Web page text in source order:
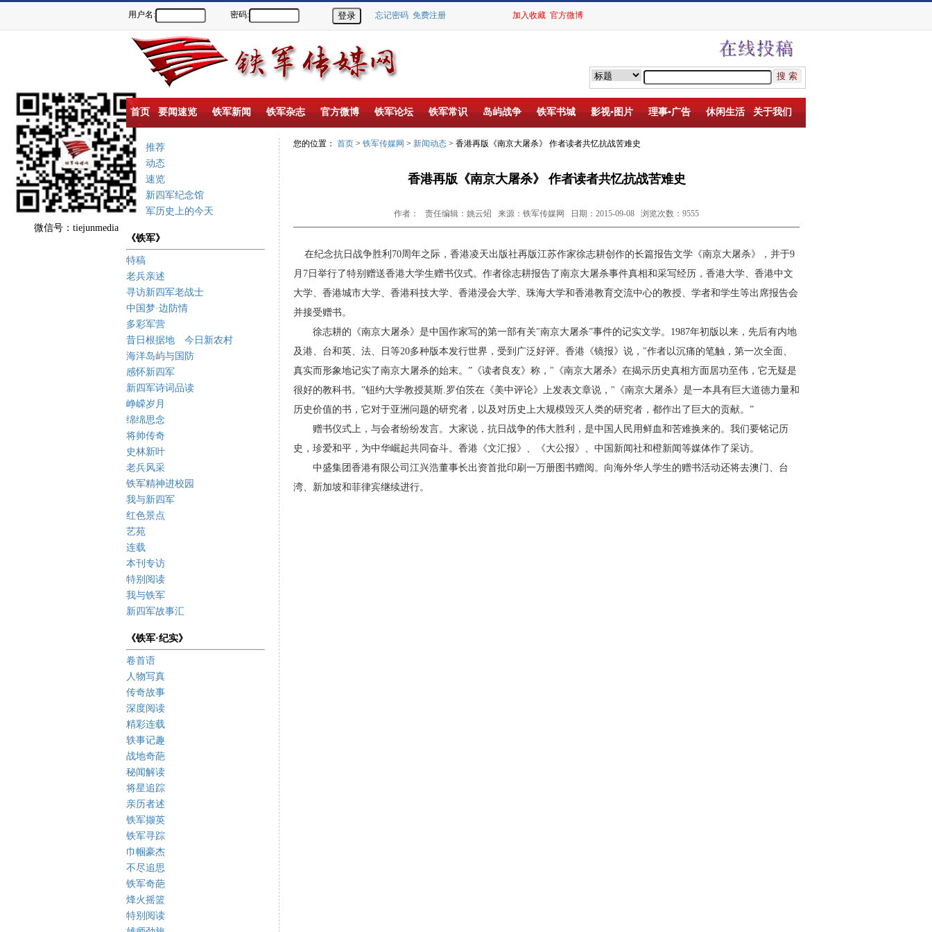
微信号：tiejunmedia
用户名: 密码: 忘记密码 免费注册 加入收藏 官方微博
首页 要闻速览 铁军新闻 铁军杂志 官方微博 铁军论坛 铁军常识 岛屿战争 铁军书城 影视▪图片 理事▪广告 休闲生活 关于我们
重点推荐
新闻动态
要闻速览
盐城新四军纪念馆
新四军历史上的今天
《铁军》
特稿
老兵亲述
寻访新四军老战士
中国梦·边防情
多彩军营
昔日根据地 今日新农村
海洋岛屿与国防
感怀新四军
新四军诗词品读
峥嵘岁月
绵绵思念
将帅传奇
史林新叶
老兵风采
铁军精神进校园
我与新四军
红色景点
艺苑
连载
本刊专访
特别阅读
我与铁军
新四军故事汇
《铁军·纪实》
卷首语
人物写真
传奇故事
深度阅读
精彩连载
轶事记趣
战地奇葩
秘闻解读
将星追踪
亲历者述
铁军撷英
铁军寻踪
巾帼豪杰
不尽追思
铁军奇葩
烽火摇篮
特别阅读
您的位置： 首页 > 铁军传媒网 > 新闻动态 > 香港再版《南京大屠杀》 作者读者共忆抗战苦难史
香港再版《南京大屠杀》 作者读者共忆抗战苦难史
作者： 责任编辑：姚云炤 来源：铁军传媒网 日期：2015-09-08 浏览次数：9555
在纪念抗日战争胜利 70周年之际，香港凌天出版社再版江苏作家徐志耕创作的长篇报告文学《南京大屠杀》，并于9
月 7 日举行了特别赠送香港大学生赠书仪式。作者徐志耕报告了南京大屠杀事件真相和采写经历，香港大学、香港中文
大学、香港城市大学、香港科技大学、香港浸会大学、珠海大学和香港教育交流中心的教授、学者和学生等出席报告会
并接受赠书。
徐志耕的《南京大屠杀》是中国作家写的第一部有关"南京大屠杀”事件的记实文学。 1987年初版以来，先后有内地
及港、台和英、法、日等20多种版本发行世界，受到广泛好评。香港《镜报》说， "作者以沉痛的笔触，第一次全面、
真实而形象地记实了南京大屠杀的始末。 ” 《读者良友》称， " 《南京大屠杀》在揭示历史真相方面居功至伟，它无疑是
很好的教科书。 ”钮约大学教授莫斯.罗伯茨在《美中评论》上发表文章说， " 《南京大屠杀》是一本具有巨大道德力量和
历史价值的书，它对于亚洲问题的研究者，以及对历史上大规模毁灭人类的研究者，都作出了巨大的贡献。 ”
赠书仪式上，与会者纷纷发言。大家说，抗日战争的伟大胜利，是中国人民用鲜血和苦难换来的。我们要铭记历
史，珍爱和平，为中华崛起共同奋斗。香港《文汇报》、《大公报》、中国新闻社和橙新闻等媒体作了采访。
中盛集团香港有限公司江兴浩董事长出资首批印刷一万册图书赠阅。向海外华人学生的赠书活动还将去澳门、台
湾、新加坡和菲律宾继续进行。